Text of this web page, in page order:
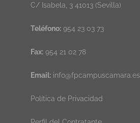
C/ Isabela, 3 41013 (Sevilla)
Teléfono:954 23 03 73
Fax:954 21 02 78
Email: info@fpcampuscamara.es
Política de Privacidad